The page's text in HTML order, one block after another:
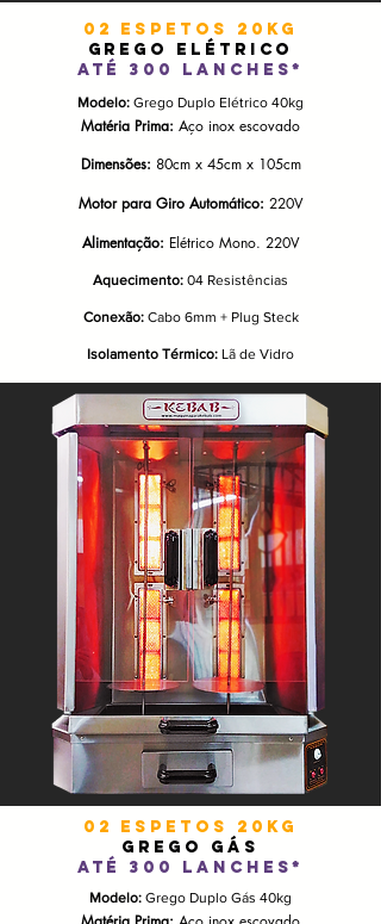
02 espetoS 20kg
GREGO ELÉTRICO
até 300 lanches*
Modelo: Grego Duplo Elétrico 40kg
Matéria Prima: Aço inox escovado
Dimensões: 80cm x 45cm x 105cm
Motor para Giro Automático: 220V
Alimentação: Elétrico Mono. 220V
Aquecimento: 04 Resistências
Conexão: Cabo 6mm + Plug Steck​
Isolamento Térmico: Lã de Vidro
02 espetoS 20kg
GREGO GÁS
até 300 lanches*
Modelo: Grego Duplo Gás 40kg